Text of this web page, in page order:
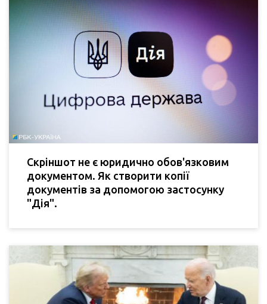
Скріншот не є юридично обов'язковим
документом. Як створити копії
документів за допомогою застосунку
"Дія".